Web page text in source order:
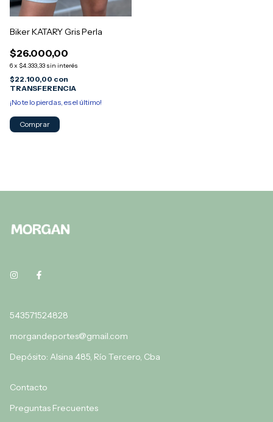
Biker KATARY Gris Perla
$26.000,00
6x $4.333,33 sin interés
$22.100,00 con
TRANSFERENCIA
¡No te lo pierdas, es el último!
Comprar
543571524828
morgandeportes@gmail.com
Depósito: Alsina 485, Río Tercero, Cba
Contacto
Preguntas Frecuentes